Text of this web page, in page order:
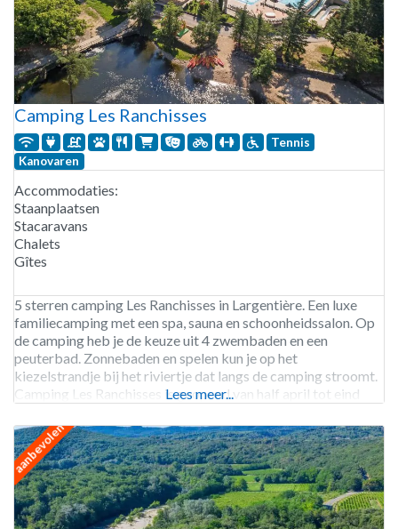
Camping Les Ranchisses
Tennis
Kanovaren
Accommodaties:
Staanplaatsen
Stacaravans
Chalets
Gîtes
5 sterren camping Les Ranchisses in Largentière. Een luxe
familiecamping met een spa, sauna en schoonheidssalon. Op
de camping heb je de keuze uit 4 zwembaden en een
peuterbad. Zonnebaden en spelen kun je op het
kiezelstrandje bij het riviertje dat langs de camping stroomt.
Camping Les Ranchisses is geopend van half april tot eind
Lees meer...
aanbevolen